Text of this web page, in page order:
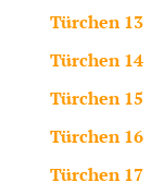
Türchen 13
Türchen 14
Türchen 15
Türchen 16
Türchen 17